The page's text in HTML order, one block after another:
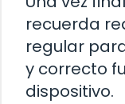
recuerda
regular
y correcto
dispositivo.